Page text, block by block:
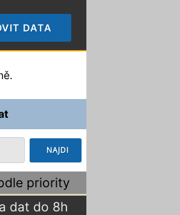
DATA
priority
dat do 8h